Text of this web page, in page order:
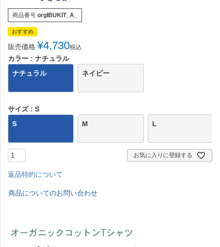
商品番号 orgIBUKIT_A_
おすすめ
販売価格 ¥4,730税込
カラー
ナチュラル
ナチュラル
ネイビー
サイズ
S
S
M L
お気に入りに登録する
返品特約について
商品についてのお問い合わせ